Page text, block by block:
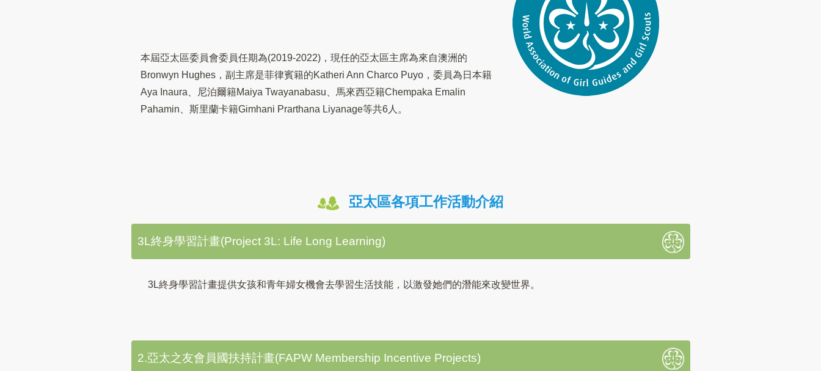
本屆亞太區委員會委員任期為(2019-2022)，現任的亞太區主席為來自澳洲的
Bronwyn Hughes，副主席是菲律賓籍的Katheri Ann Charco Puyo，委員為日本籍
Aya Inaura、尼泊爾籍Maiya Twayanabasu、馬來西亞籍Chempaka Emalin
Pahamin、斯里蘭卡籍Gimhani Prarthana Liyanage等共6人。
亞太區各項工作活動介紹
3L終身學習計畫(Project 3L: Life Long Learning)
3L終身學習計畫提供女孩和青年婦女機會去學習生活技能，以激發她們的潛能來改變世界。
2.亞太之友會員國扶持計畫(FAPW Membership Incentive Projects)